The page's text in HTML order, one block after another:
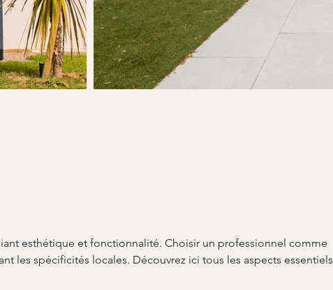
esthétique et fonctionnalité. Choisir un professionnel comme
les spécificités locales. Découvrez ici tous les aspects essentiels